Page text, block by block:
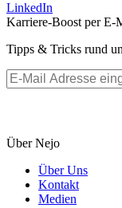
LinkedIn
Karriere-Boost per E-
Tipps & Tricks rund
Über Nejo
Über Uns
Kontakt
Medien